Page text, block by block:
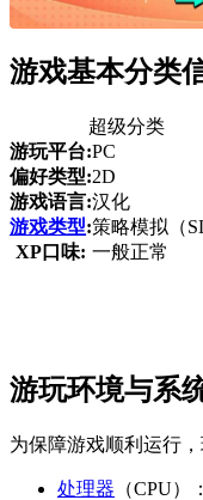
游戏基本分类
超级分类
游玩平台:PC
偏好类型:2D
游戏语言:汉化
游戏类型:策略模拟（
XP口味: 一般正常
游玩环境与系
为保障游戏顺利运行
处理器 （CPU）